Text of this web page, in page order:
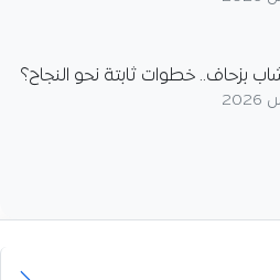
بزحاف.. خطوات ثابتة نحو النجاح؟